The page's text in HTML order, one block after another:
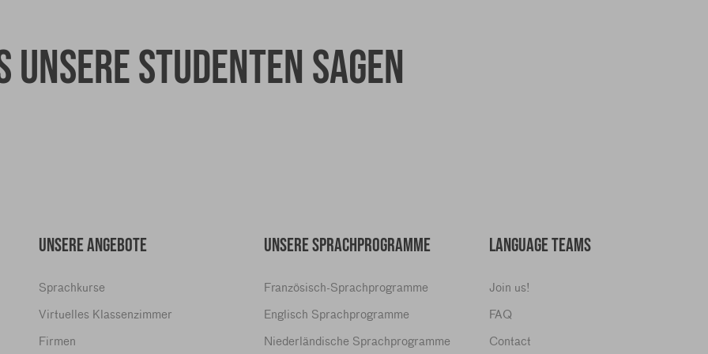
unsere Studenten sagen
UNSERE ANGEBOTE
Sprachkurse
Virtuelles Klassenzimmer
Firmen
UNSERE SPRACHPROGRAMME
Französisch-Sprachprogramme
Englisch Sprachprogramme
Niederländische Sprachprogramme
LANGUAGE TEAMS
Join us!
FAQ
Contact